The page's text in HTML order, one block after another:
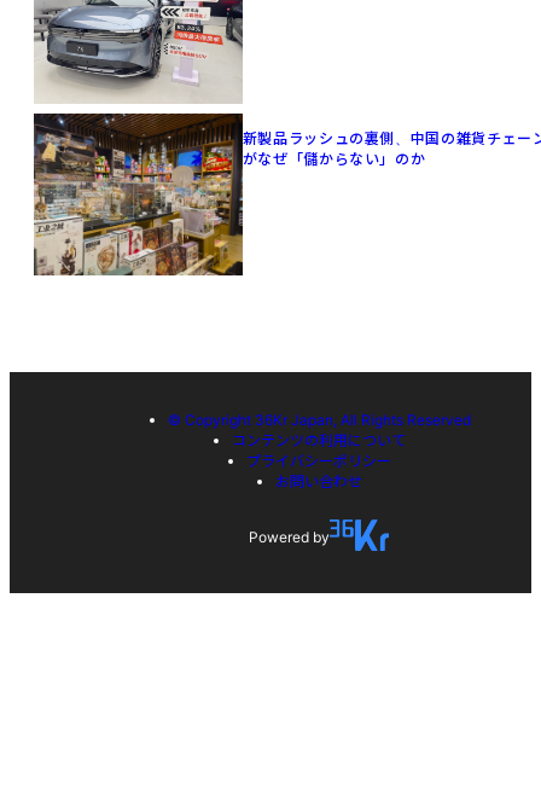
新製品ラッシュの裏側、中国の雑貨チェー
がなぜ「儲からない」のか
© Copyright 36Kr Japan, All Rights Reserved
コンテンツの利用について
プライバシーポリシー
お問い合わせ
Powered by